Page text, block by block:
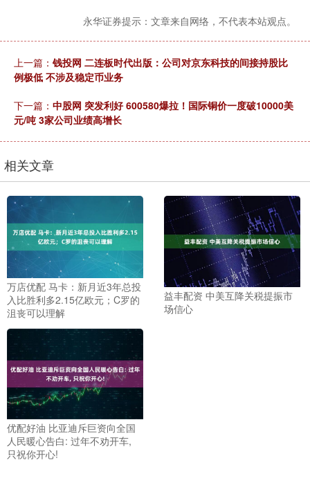
永华证券提示：文章来自网络，不代表本站观点。
上一篇： 钱投网 二连板时代出版：公司对京东科技的间接持股比
例极低 不涉及稳定币业务
下一篇： 中股网 突发利好 600580爆拉！国际铜价一度破10000美
元/吨 3家公司业绩高增长
相关文章
万店优配 马卡：新月近3年总投
入比胜利多2.15亿欧元；C罗的
沮丧可以理解
益丰配资 中美互降关税提振市
场信心
优配好油 比亚迪斥巨资向全国
人民暖心告白: 过年不劝开车,
只祝你开心!